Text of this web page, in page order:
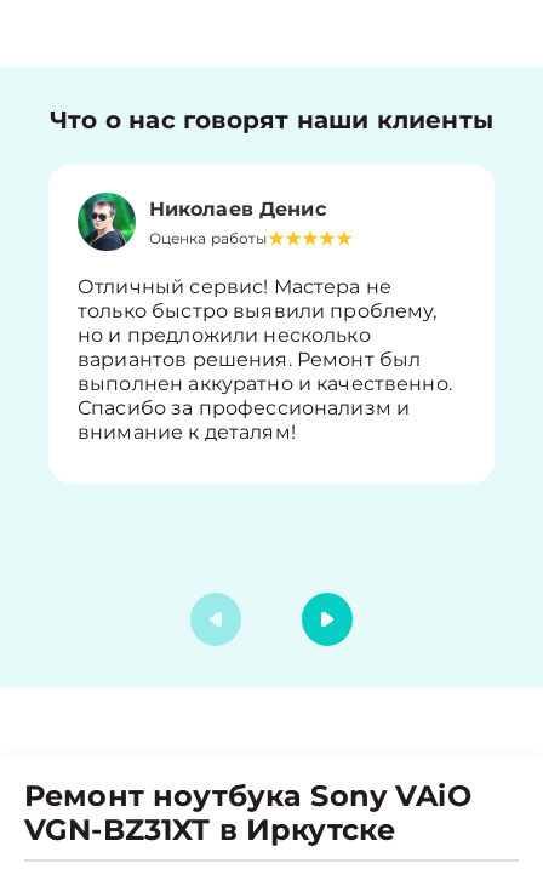
Что о нас говорят наши клиенты
Николаев Денис
Оценка работы
Отличный сервис! Мастера не
только быстро выявили проблему,
но и предложили несколько
вариантов решения. Ремонт был
выполнен аккуратно и качественно.
Спасибо за профессионализм и
внимание к деталям!
Ремонт ноутбука Sony VAiO
VGN-BZ31XT в Иркутске